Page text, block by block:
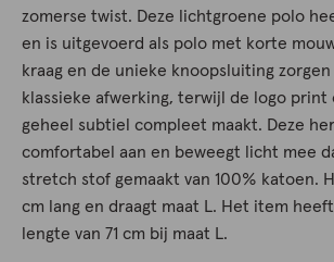
zomerse twist. Deze lichtgroene polo
en is uitgevoerd als polo met korte
kraag en de unieke knoopsluiting
klassieke afwerking, terwijl de logo print
geheel subtiel compleet maakt. Deze
comfortabel aan en beweegt licht mee
stretch stof gemaakt van 100% katoen.
cm lang en draagt maat L. Het item
lengte van 71 cm bij maat L.